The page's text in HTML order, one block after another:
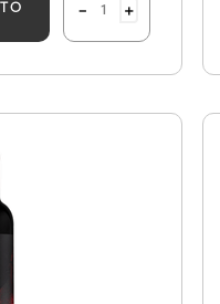
＋
－